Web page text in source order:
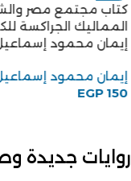
كتاب مجتمع مصر
المماليك الجراكسة
إيمان محمود
إيمان محمود
EGP 150
روايات جديدة